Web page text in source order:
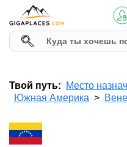
Твой путь: Место
Южная Америка